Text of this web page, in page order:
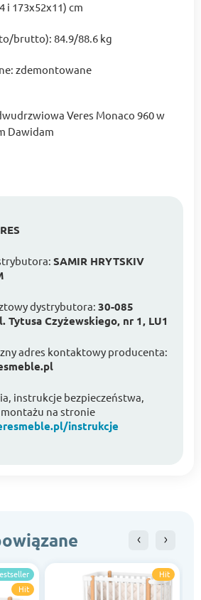
i 173x52x11) cm
brutto): 84.9/88.6 kg
zdemontowane
Veres Monaco 960 w
Dawidam
SAMIR HRYTSKIV
dystrybutora: 30-085
Tytusa Czyżewskiego, nr 1, LU1
adres kontaktowy producenta:
instrukcje bezpieczeństwa,
na stronie
instrukcje
Hit
Hit